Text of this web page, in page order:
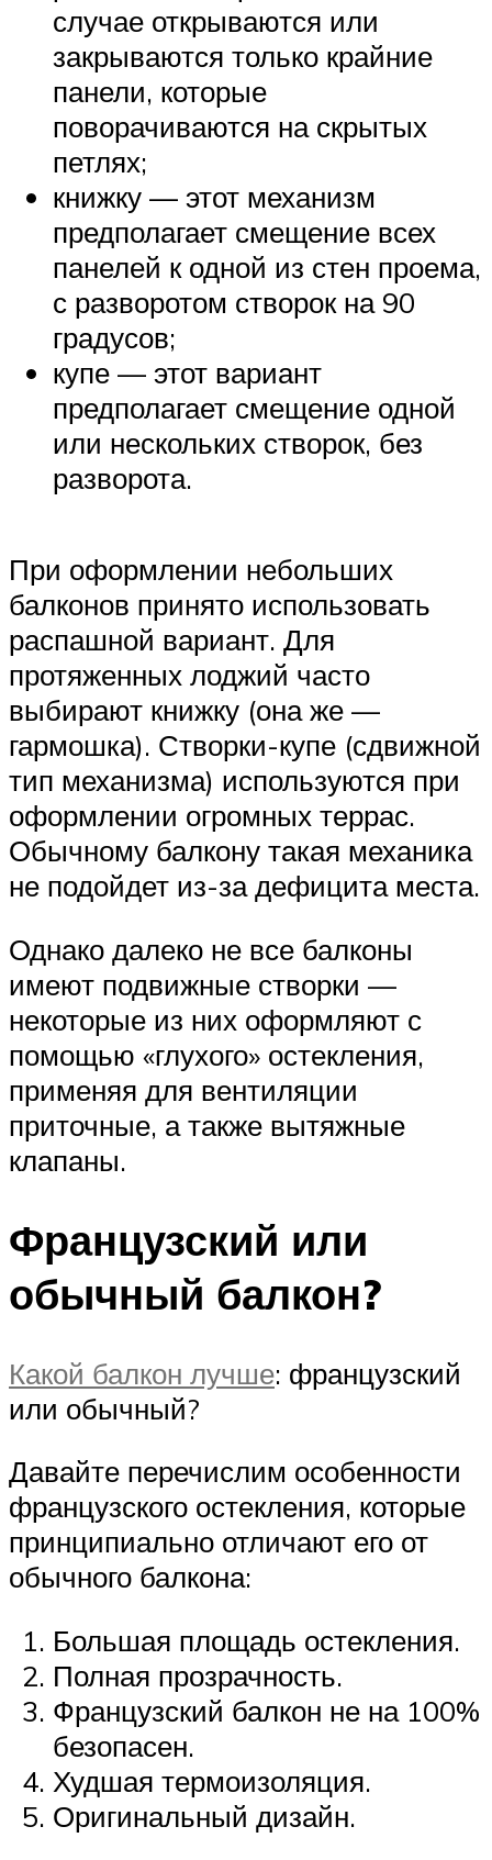
случае открываются или
закрываются только крайние
панели, которые
поворачиваются на скрытых
петлях;
книжку — этот механизм
предполагает смещение всех
панелей к одной из стен проема,
с разворотом створок на 90
градусов;
купе — этот вариант
предполагает смещение одной
или нескольких створок, без
разворота.
При оформлении небольших
балконов принято использовать
распашной вариант. Для
протяженных лоджий часто
выбирают книжку (она же —
гармошка). Створки-купе (сдвижной
тип механизма) используются при
оформлении огромных террас.
Обычному балкону такая механика
не подойдет из-за дефицита места.
Однако далеко не все балконы
имеют подвижные створки —
некоторые из них оформляют с
помощью «глухого» остекления,
применяя для вентиляции
приточные, а также вытяжные
клапаны.
Французский или
обычный балкон?
Какой балкон лучше: французский
или обычный?
Давайте перечислим особенности
французского остекления, которые
принципиально отличают его от
обычного балкона:
Большая площадь остекления.
Полная прозрачность.
Французский балкон не на 100%
безопасен.
Худшая термоизоляция.
Оригинальный дизайн.